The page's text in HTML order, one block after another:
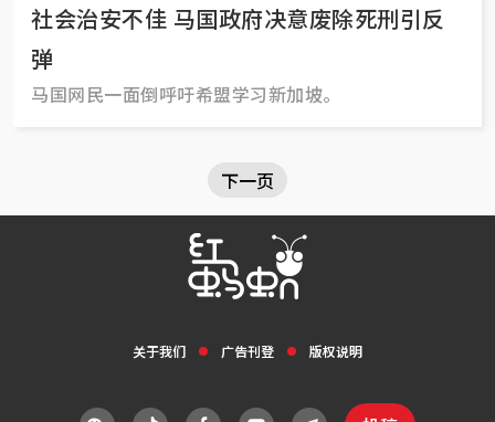
社会治安不佳 马国政府决意废除死刑引反
弹
马国网民一面倒呼吁希盟学习新加坡。
下一页
关于我们 广告刊登 版权说明